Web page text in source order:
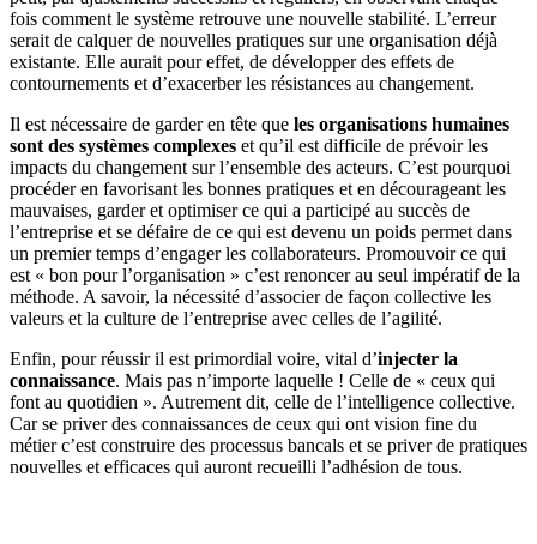
fois comment le système retrouve une nouvelle stabilité. L’erreur
serait de calquer de nouvelles pratiques sur une organisation déjà
existante. Elle aurait pour effet, de développer des effets de
contournements et d’exacerber les résistances au changement.
Il est nécessaire de garder en tête que les organisations humaines
sont des systèmes complexes et qu’il est difficile de prévoir les
impacts du changement sur l’ensemble des acteurs. C’est pourquoi
procéder en favorisant les bonnes pratiques et en décourageant les
mauvaises, garder et optimiser ce qui a participé au succès de
l’entreprise et se défaire de ce qui est devenu un poids permet dans
un premier temps d’engager les collaborateurs. Promouvoir ce qui
est « bon pour l’organisation » c’est renoncer au seul impératif de la
méthode. A savoir, la nécessité d’associer de façon collective les
valeurs et la culture de l’entreprise avec celles de l’agilité.
Enfin, pour réussir il est primordial voire, vital d’injecter la
connaissance. Mais pas n’importe laquelle ! Celle de « ceux qui
font au quotidien ». Autrement dit, celle de l’intelligence collective.
Car se priver des connaissances de ceux qui ont vision fine du
métier c’est construire des processus bancals et se priver de pratiques
nouvelles et efficaces qui auront recueilli l’adhésion de tous.